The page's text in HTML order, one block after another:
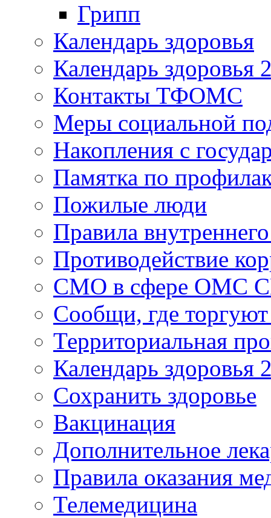
Грипп
Календарь здоровья
Календарь здоровья
Контакты ТФОМС
Меры социальной
Накопления с
Памятка по
Пожилые люди
Правила
Противодействие
СМО в сфере ОМС
Сообщи, где
Территориальная
Календарь здоровья
Сохранить здоровье
Вакцинация
Дополнительное
Правила оказания
Телемедицина